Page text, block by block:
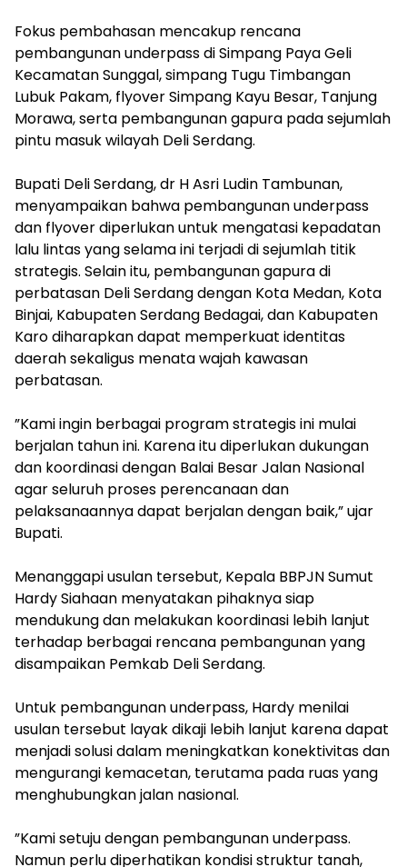
‎Fokus pembahasan mencakup rencana
pembangunan underpass di Simpang Paya Geli
Kecamatan Sunggal, simpang Tugu Timbangan
Lubuk Pakam, flyover Simpang Kayu Besar, Tanjung
Morawa, serta pembangunan gapura pada sejumlah
pintu masuk wilayah Deli Serdang.
‎Bupati Deli Serdang, dr H Asri Ludin Tambunan,
menyampaikan bahwa pembangunan underpass
dan flyover diperlukan untuk mengatasi kepadatan
lalu lintas yang selama ini terjadi di sejumlah titik
strategis. Selain itu, pembangunan gapura di
perbatasan Deli Serdang dengan Kota Medan, Kota
Binjai, Kabupaten Serdang Bedagai, dan Kabupaten
Karo diharapkan dapat memperkuat identitas
daerah sekaligus menata wajah kawasan
perbatasan.
‎”Kami ingin berbagai program strategis ini mulai
berjalan tahun ini. Karena itu diperlukan dukungan
dan koordinasi dengan Balai Besar Jalan Nasional
agar seluruh proses perencanaan dan
pelaksanaannya dapat berjalan dengan baik,” ujar
Bupati.
‎Menanggapi usulan tersebut, Kepala BBPJN Sumut
Hardy Siahaan menyatakan pihaknya siap
mendukung dan melakukan koordinasi lebih lanjut
terhadap berbagai rencana pembangunan yang
disampaikan Pemkab Deli Serdang.
‎Untuk pembangunan underpass, Hardy menilai
usulan tersebut layak dikaji lebih lanjut karena dapat
menjadi solusi dalam meningkatkan konektivitas dan
mengurangi kemacetan, terutama pada ruas yang
menghubungkan jalan nasional.
‎”Kami setuju dengan pembangunan underpass.
Namun perlu diperhatikan kondisi struktur tanah,